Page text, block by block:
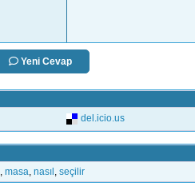
Yeni Cevap
del.icio.us
masa nasıl seçilir